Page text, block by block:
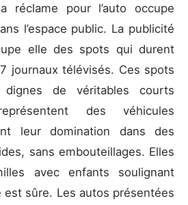
réclame pour l’auto occupe
l’espace public. La publicité
elle des spots qui durent
journaux télévisés. Ces spots
de véritables courts
des véhicules
leur domination dans des
sans embouteillages. Elles
avec enfants soulignant
est sûre. Les autos présentées